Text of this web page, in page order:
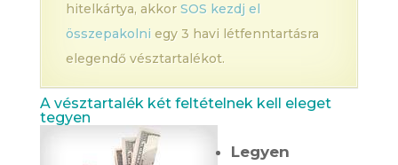
hitelkártya, akkor SOS kezdj el
összepakolniegy 3 havi létfenntartásra
elegendő vésztartalékot.
A vésztartalék két feltételnek kell eleget
tegyen
Legyen